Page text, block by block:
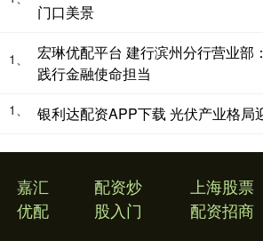
门口美景
1、
宏琳优配平台 建行滨州分行营业部
践行金融使命担当
1、 银利达配资APP下载 光伏产业格局
嘉汇
优配
配资炒
股入门
上海股票
配资招商